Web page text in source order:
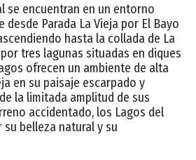
se encuentran en un entorno
Parada La Vieja por El Bayo
hasta la collada de La
tres lagunas situadas en diques
ofrecen un ambiente de alta
en su paisaje escarpado y
la limitada amplitud de sus
accidentado, los Lagos del
belleza natural y su